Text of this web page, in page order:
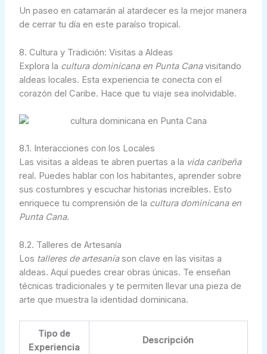
Un paseo en catamarán al atardecer es la mejor manera
de cerrar tu día en este paraíso tropical.
8. Cultura y Tradición: Visitas a Aldeas
Explora la cultura dominicana en Punta Canavisitando
aldeas locales. Esta experiencia te conecta con el
corazón del Caribe. Hace que tu viaje sea inolvidable.
8.1. Interacciones con los Locales
Las visitas a aldeas te abren puertas a la vida caribeña
real. Puedes hablar con los habitantes, aprender sobre
sus costumbres y escuchar historias increíbles. Esto
enriquece tu comprensión de la cultura dominicana en
Punta Cana.
8.2. Talleres de Artesanía
Los talleres de artesaníason clave en las visitas a
aldeas. Aquí puedes crear obras únicas. Te enseñan
técnicas tradicionales y te permiten llevar una pieza de
arte que muestra la identidad dominicana.
Tipo de
Experiencia
Descripción